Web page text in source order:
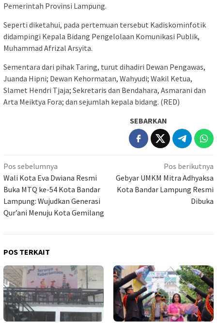
Pemerintah Provinsi Lampung.
Seperti diketahui, pada pertemuan tersebut Kadiskominfotik
didampingi Kepala Bidang Pengelolaan Komunikasi Publik,
Muhammad Afrizal Arsyita.
Sementara dari pihak Taring, turut dihadiri Dewan Pengawas,
Juanda Hipni; Dewan Kehormatan, Wahyudi; Wakil Ketua,
Slamet Hendri Tjaja; Sekretaris dan Bendahara, Asmarani dan
Arta Meiktya Fora; dan sejumlah kepala bidang. (RED)
SEBARKAN
Navigasi
pos
Pos sebelumnya
Wali Kota Eva Dwiana Resmi
Buka MTQ ke-54 Kota Bandar
Lampung: Wujudkan Generasi
Qur’ani Menuju Kota Gemilang
Pos berikutnya
Gebyar UMKM Mitra Adhyaksa
Kota Bandar Lampung Resmi
Dibuka
POS TERKAIT